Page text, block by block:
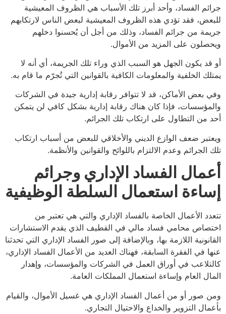
الفساد، وأحد أبرز تلك الأسباب هي الظروف المعيشية
فقد تؤدي هذه الظروف المعيشية لبعض الناس لارتكابهم
من جرائم الفساد، وذلك من أجل أن يُحسنوا دخلهم
على المزيد من الأموال.
يكون الجهل هو السبب الذي وراء تلك الجريمة، أي أنه لا
الخلفية والمعلومات الكافية بالقوانين التي تُجرّم ما قام به.
الأماكن، قد لا تتوافر رقابة إدارية جيدة في الشركات
فإذا كان هناك رقابة إدارية بشكل كافي لن يتمكن
التطاول على ارتكاب تلك الجرائم.
ضعف الوازع الديني والأخلاقي للبعض من أسباب ارتكاب
وعدم الالتزام باللوائح والقوانين والأنظمة.
الفساد الإداري وجرائم
استعمال السلطة الوظيفية
الأعمال الخاصة بالفساد الإداري والتي هي تعتبر من
محامي فساد مالي في القطيف الذي يقدم الاستشارات
اللازمة بها، وبالإضافة إلى صور الفساد الإداري التي تحدثنا
في الفقرة السابقة، فهناك العديد من الأعمال الفساد الإداري،
في أوراق العمل في الشركات والمؤسسات، وإهدار
العام وإساءة استعمال المملكات العامة.
أو من أعمال الفساد الإداري هي غسيل الأموال، والقيام
التزوير والخداع والاحتيال التجاري.